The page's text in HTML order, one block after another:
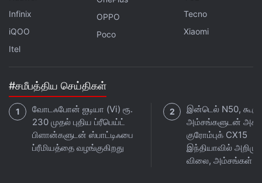
Infinix
iQOO
Itel
OPPO
Poco
Tecno
Xiaomi
#சமீபத்திய செய்திகள்
வோடஃபோன் ஐடியா (Vi) ரூ.
230 முதல் புதிய ப்ரீபெய்ட்
பிளான்களுடன் ஸ்பாட்டிஃபை
ப்ரீமியத்தை வழங்குகிறது
இன்டெல் N50,
அம்சங்களுடன்
குரோம்புக் CX15
இந்தியாவில்
விலை, அம்சங்கள்